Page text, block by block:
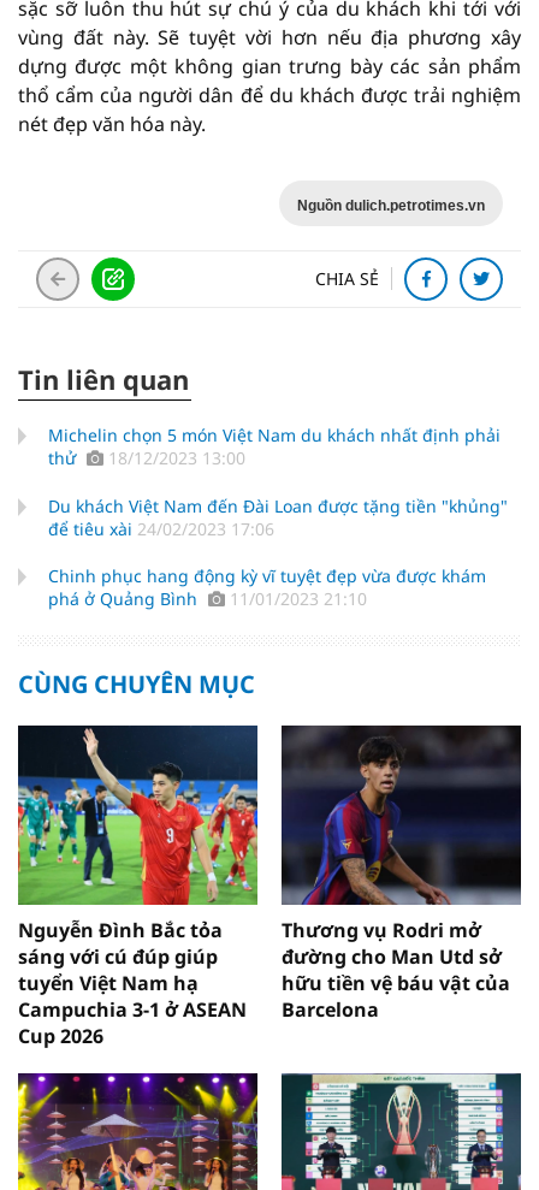
sặc sỡ luôn thu hút sự chú ý của du khách khi tới với
vùng đất này. Sẽ tuyệt vời hơn nếu địa phương xây
dựng được một không gian trưng bày các sản phẩm
thổ cẩm của người dân để du khách được trải nghiệm
nét đẹp văn hóa này.
Nguồn dulich.petrotimes.vn
CHIA SẺ
Tin liên quan
Michelin chọn 5 món Việt Nam du khách nhất định phải
thử
18/12/2023 13:00
Du khách Việt Nam đến Đài Loan được tặng tiền "khủng"
để tiêu xài 24/02/2023 17:06
Chinh phục hang động kỳ vĩ tuyệt đẹp vừa được khám
phá ở Quảng Bình
11/01/2023 21:10
CÙNG CHUYÊN MỤC
Nguyễn Đình Bắc tỏa
sáng với cú đúp giúp
tuyển Việt Nam hạ
Campuchia 3-1 ở ASEAN
Cup 2026
Thương vụ Rodri mở
đường cho Man Utd sở
hữu tiền vệ báu vật của
Barcelona